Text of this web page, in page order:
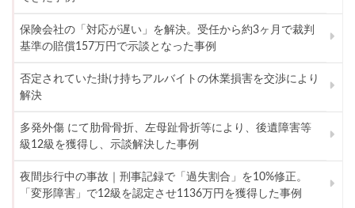
保険会社の「対応が遅い」を解決。受任から約3ヶ月で裁判
基準の賠償157万円で示談となった事例
否定されていた掛け持ちアルバイトの休業損害を交渉により
解決
多発外傷 にて肋骨骨折、左母趾骨折等により、後遺障害等
級12級を獲得し、示談解決した事例
夜間歩行中の事故｜刑事記録で「過失割合」を10%修正。
「変形障害」で12級を認定させ1136万円を獲得した事例